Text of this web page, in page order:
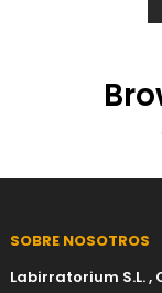
SOBRE NOSOTROS
Labirratorium S.L. ,